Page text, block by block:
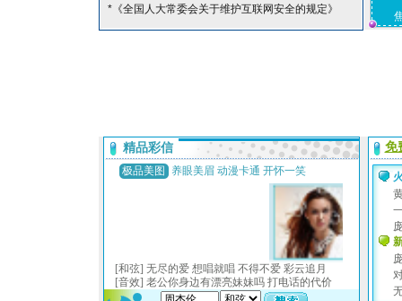
*《全国人大常委会关于维护互联网安全的规定》